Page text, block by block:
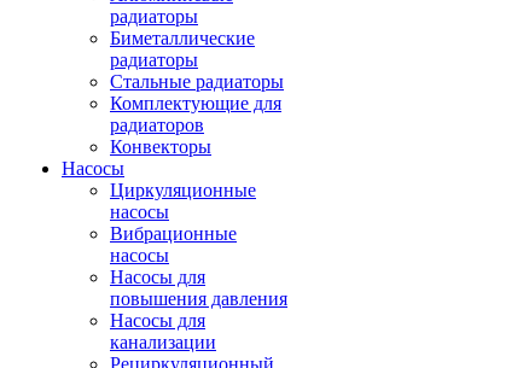
радиаторы
Биметаллические
радиаторы
Стальные радиаторы
Комплектующие для
радиаторов
Конвекторы
Насосы
Циркуляционные
насосы
Вибрационные
насосы
Насосы для
повышения давления
Насосы для
канализации
Рециркуляционный